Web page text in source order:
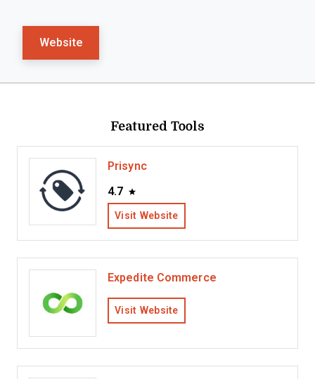
Website
Featured Tools
Prisync
4.7
Visit Website
Expedite Commerce
Visit Website